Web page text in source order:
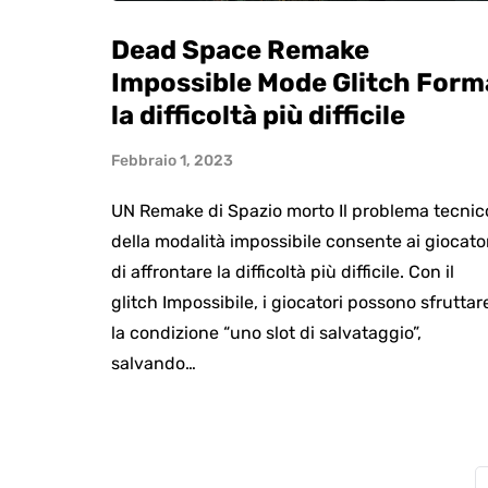
Dead Space Remake
Impossible Mode Glitch
la difficoltà più difficile
Febbraio 1, 2023
UN Remake di Spazio morto Il problema
della modalità impossibile consente ai
di affrontare la difficoltà più difficile. Con il
glitch Impossibile, i giocatori possono
la condizione “uno slot di salvataggio”,
salvando…